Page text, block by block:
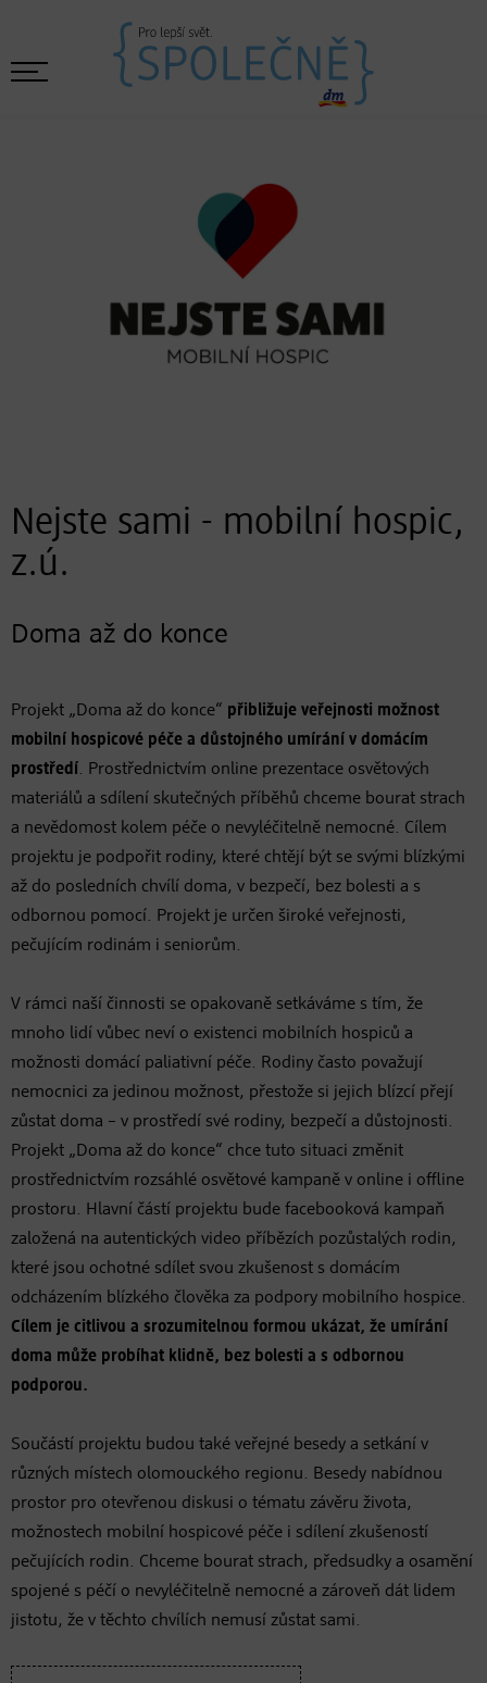
Nejste sami - mobilní hospic,
z.ú.
Doma až do konce
Projekt „Doma až do konce“ přibližuje veřejnosti možnost
mobilní hospicové péče a důstojného umírání v domácím
prostředí. Prostřednictvím online prezentace osvětových
materiálů a sdílení skutečných příběhů chceme bourat strach
a nevědomost kolem péče o nevyléčitelně nemocné. Cílem
projektu je podpořit rodiny, které chtějí být se svými blízkými
až do posledních chvílí doma, v bezpečí, bez bolesti a s
odbornou pomocí. Projekt je určen široké veřejnosti,
pečujícím rodinám i seniorům.
V rámci naší činnosti se opakovaně setkáváme s tím, že
mnoho lidí vůbec neví o existenci mobilních hospiců a
možnosti domácí paliativní péče. Rodiny často považují
nemocnici za jedinou možnost, přestože si jejich blízcí přejí
zůstat doma – v prostředí své rodiny, bezpečí a důstojnosti.
Projekt „Doma až do konce“ chce tuto situaci změnit
prostřednictvím rozsáhlé osvětové kampaně v online i offline
prostoru. Hlavní částí projektu bude facebooková kampaň
založená na autentických video příbězích pozůstalých rodin,
které jsou ochotné sdílet svou zkušenost s domácím
odcházením blízkého člověka za podpory mobilního hospice.
Cílem je citlivou a srozumitelnou formou ukázat, že umírání
doma může probíhat klidně, bez bolesti a s odbornou
podporou.
Součástí projektu budou také veřejné besedy a setkání v
různých místech olomouckého regionu. Besedy nabídnou
prostor pro otevřenou diskusi o tématu závěru života,
možnostech mobilní hospicové péče i sdílení zkušeností
pečujících rodin. Chceme bourat strach, předsudky a osamění
spojené s péčí o nevyléčitelně nemocné a zároveň dát lidem
jistotu, že v těchto chvílích nemusí zůstat sami.